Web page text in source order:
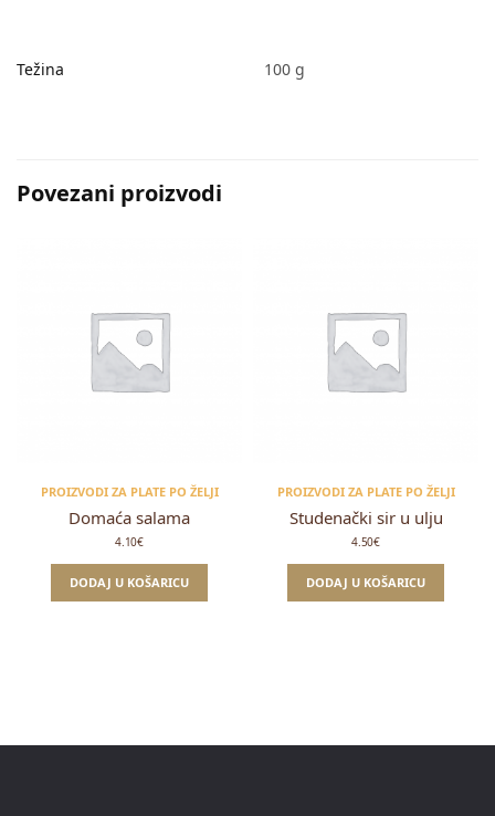
Težina 100 g
Povezani proizvodi
PROIZVODI ZA PLATE PO ŽELJI
Domaća salama
4.10€
DODAJ U KOŠARICU
PROIZVODI ZA PLATE PO ŽELJI
Studenački sir u ulju
4.50€
DODAJ U KOŠARICU